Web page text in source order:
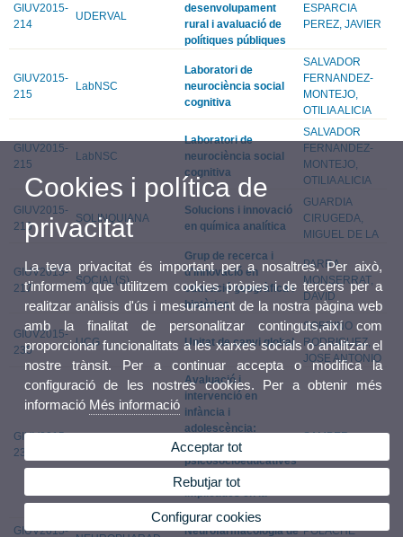
GIUV2015-
214
UDERVAL
desenvolupament
rural i avaluació de
polítiques públiques
ESPARCIA
PEREZ, JAVIER
GIUV2015-
215
LabNSC
Laboratori de
neurociència social
cognitiva
SALVADOR
FERNANDEZ-
MONTEJO,
OTILIA ALICIA
GIUV2015-
215
LabNSC
Laboratori de
neurociència social
cognitiva
SALVADOR
FERNANDEZ-
MONTEJO,
OTILIA ALICIA
GIUV2015-
216
SOLINQUIANA
Solucions i innovació
en química analítica
GUARDIA
CIRUGEDA,
MIGUEL DE LA
GIUV2015-
217
SOCIAL(S)
Grup de recerca i
d'innovació en
educació geogràfica i
històrica
PARRA
MONSERRAT,
DAVID
GIUV2015-
235
UCG Unitat de canvi global
SOBRINO
RODRIGUEZ,
JOSE ANTONIO
GIUV2015-
236
Avaluació i
intervenció en
infància i
adolescència:
Variables
psicosocioeducatives
i emocionals
implicades en la
SAMPER
GIUV2015- Neurofarmacologia de POLACHE
Cookies i política de
privacitat
La teva privacitat és important per a nosaltres. Per això,
t'informem que utilitzem cookies pròpies i de tercers per a
realitzar anàlisis d'ús i mesurament de la nostra pàgina web
amb la finalitat de personalitzar continguts,així com
proporcionar funcionalitats a les xarxes socials o analitzar el
nostre trànsit. Per a continuar accepta o modifica la
configuració de les nostres cookies. Per a obtenir més
informació Més informació
Acceptar tot
Rebutjar tot
Configurar cookies